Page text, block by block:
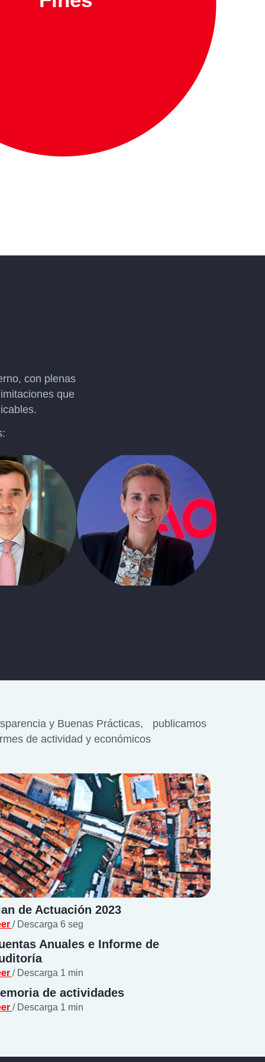
con plenas
que
y Buenas Prácticas, publicamos
de actividad y económicos
de Actuación 2023
/ Descarga 6 seg
Anuales e Informe de
/ Descarga 1 min
de actividades
/ Descarga 1 min